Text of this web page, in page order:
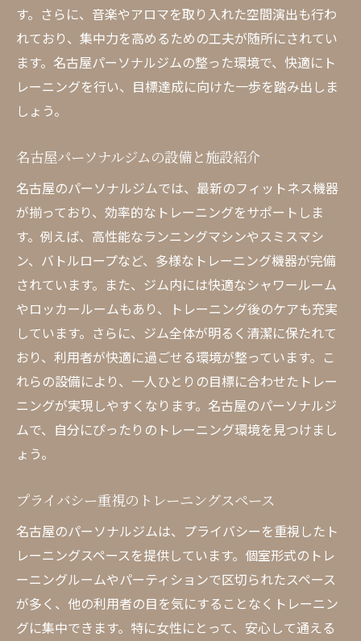
す。さらに、音楽やアロマを取り入れた空間演出も行わ
れており、集中力を高めるための工夫が随所にされてい
ます。名古屋パーソナルジムの整った環境で、快適にト
レーニングを行い、目標達成に向けた一歩を踏み出しま
しょう。
名古屋パーソナルジムの設備と施設紹介
名古屋のパーソナルジムでは、最新のフィットネス機器
が揃っており、効率的なトレーニングをサポートしま
す。例えば、高性能なランニングマシンやスミスマシ
ン、バトルロープなど、多様なトレーニング機器が完備
されています。また、ジム内には快適なシャワールーム
やロッカールームもあり、トレーニング後のケアも充実
しています。さらに、ジム全体が明るく清潔に保たれて
おり、利用者が快適に過ごせる環境が整っています。こ
れらの設備により、一人ひとりの目標に合わせたトレー
ニングが実現しやすくなります。名古屋のパーソナルジ
ムで、自分にぴったりのトレーニング環境を見つけまし
ょう。
プライバシー重視のトレーニングスペース
名古屋のパーソナルジムは、プライバシーを重視したト
レーニングスペースを提供しています。個室形式のトレ
ーニングルームやパーティションで区切られたスペース
が多く、他の利用者の目を気にすることなくトレーニン
グに集中できます。特に女性にとって、安心して通える